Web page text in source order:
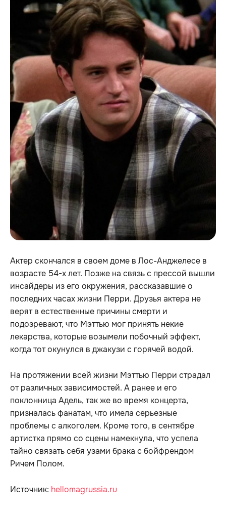
Актер скончался в своем доме в Лос-Анджелесе в
возрасте 54-х лет. Позже на связь с прессой вышли
инсайдеры из его окружения, рассказавшие о
последних часах жизни Перри. Друзья актера не
верят в естественные причины смерти и
подозревают, что Мэттью мог принять некие
лекарства, которые возымели побочный эффект,
когда тот окунулся в джакузи с горячей водой.
На протяжении всей жизни Мэттью Перри страдал
от различных зависимостей. А ранее и его
поклонница Адель, так же во время концерта,
призналась фанатам, что имела серьезные
проблемы с алкоголем. Кроме того, в сентябре
артистка прямо со сцены намекнула, что успела
тайно связать себя узами брака с бойфрендом
Ричем Полом.
Источник: hellomagrussia.ru